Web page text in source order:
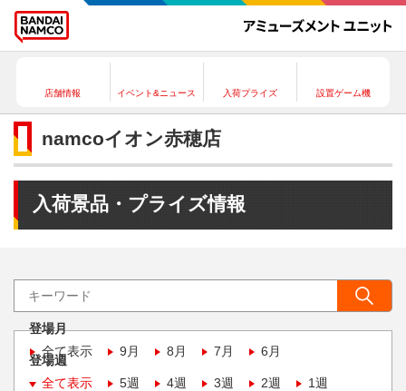
店舗情報 イベント&ニュース 入荷プライズ 設置ゲーム機
namcoイオン赤穂店
入荷景品・プライズ情報
登場月
全て表示
9月 8月 7月 6月
登場週
全て表示
5週 4週 3週 2週 1週